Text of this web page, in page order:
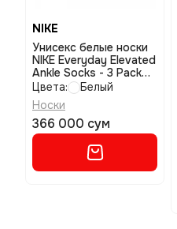
NIKE
Унисекс белые носки
NIKE Everyday Elevated
Ankle Socks - 3 Pack
размер m
Цвета:
Белый
Носки
366 000 сум